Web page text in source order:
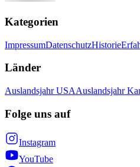
Kategorien
ImpressumDatenschutzHistorie
Länder
Auslandsjahr USAAuslandsjahr
Folge uns auf
Instagram
YouTube